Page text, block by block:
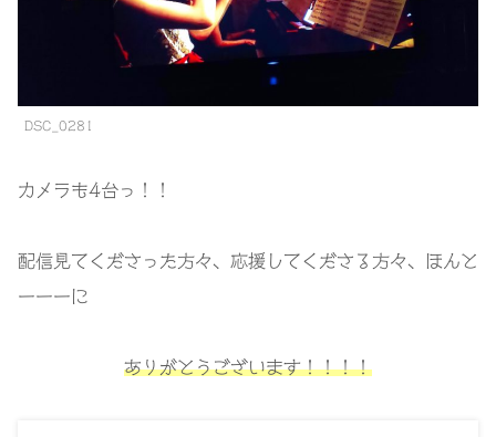
DSC_0281
カメラも4台っ！！
配信見てくださった方々、応援してくださる方々、ほんと
ーーーに
ありがとうございます！！！！